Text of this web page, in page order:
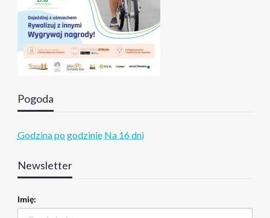
Pogoda
Godzina po godzinie Na 16 dni
Newsletter
Imię: